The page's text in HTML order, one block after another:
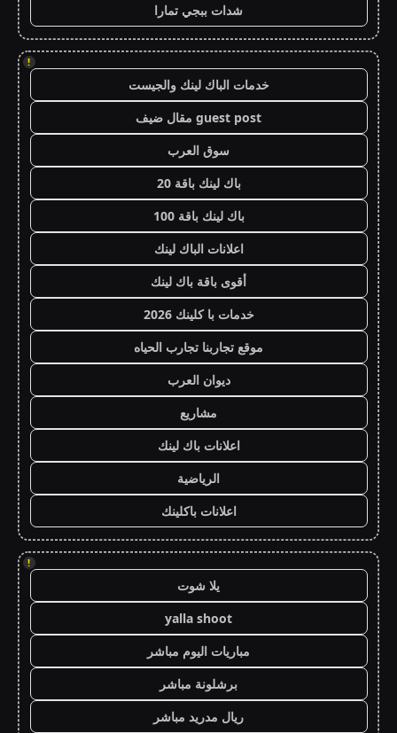
شدات ببجي تمارا
!
خدمات الباك لينك والجيست
guest post مقال ضيف
سوق العرب
باك لينك باقة 20
باك لينك باقة 100
اعلانات الباك لينك
أقوى باقة باك لينك
خدمات با كلينك 2026
موقع تجاربنا تجارب الحياه
ديوان العرب
مشاريع
اعلانات باك لينك
الرياضية
اعلانات باكلينك
!
يلا شوت
yalla shoot
مباريات اليوم مباشر
برشلونة مباشر
ريال مدريد مباشر